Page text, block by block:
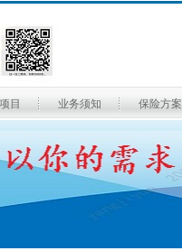
目 业务须知 保险方案